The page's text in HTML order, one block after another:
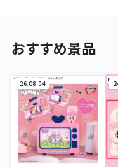
おすすめ景品
26.08.04